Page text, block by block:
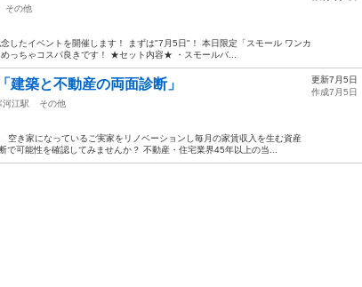
その他
したイベントを開催します！ まずは"7月5日"！ 本日限定「スモール ワンカ
っちゃコスパ良きです！ ★セット内容★ ・スモールバ...
築と不動産の両面診断」
河江駅
その他
空き家になっているご実家をリノベーションし毎月の家賃収入を生む資産
可能性を確認してみませんか？ 不動産・住宅業界45年以上の当...
更新7月5日
作成7月5日